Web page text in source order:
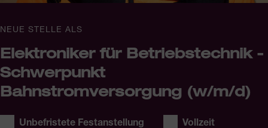
NEUE STELLE ALS
Elektroniker für Betriebstechnik -
Schwerpunkt
Bahnstromversorgung (w/m/d)
Stellentyp:
Unbefristete Festanstellung Arbeitszeit:
Vollzeit